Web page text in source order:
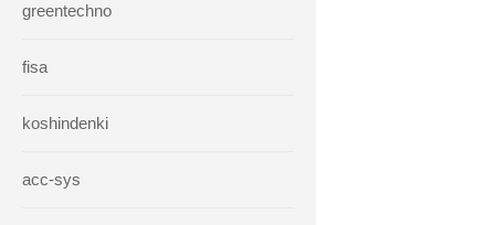
greentechno
fisa
koshindenki
acc-sys